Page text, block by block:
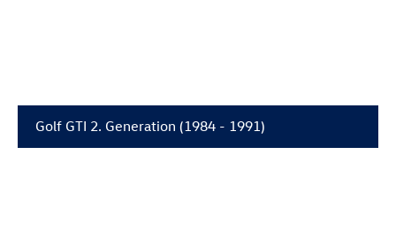
Golf GTI 2. Generation (1984 - 1991)